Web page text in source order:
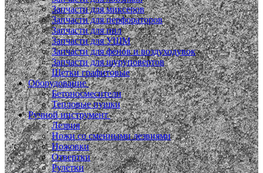
Запчасти для миксеров
Запчасти для перфораторов
Запчасти для пил
Запчасти для УШМ
Запчасти для фенов и воздуходувок
Запчасти для шуруповертов
Щетки графитовые
Оборудование
Бетоносмесители
Тепловые пушки
Ручной инструмент
Лезвия
Ножи со сменными лезвиями
Ножовки
Отвертки
Рулетки